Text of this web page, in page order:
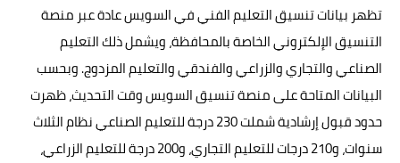
تظهر بيانات تنسيق التعليم الفني في السويس عادة عبر منصة
التنسيق الإلكتروني الخاصة بالمحافظة، ويشمل ذلك التعليم
الصناعي والتجاري والزراعي والفندقي والتعليم المزدوج. وبحسب
البيانات المتاحة على منصة تنسيق السويس وقت التحديث، ظهرت
حدود قبول إرشادية شملت 230 درجة للتعليم الصناعي نظام الثلاث
سنوات، و210 درجات للتعليم التجاري، و200 درجة للتعليم الزراعي،